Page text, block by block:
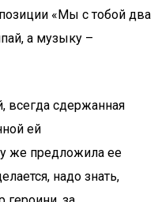
«Мы с тобой два
а музыку –
всегда сдержанная
ей
же предложила ее
надо знать,